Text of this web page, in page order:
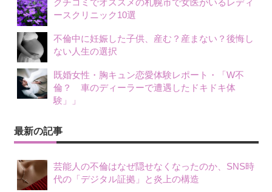
クチコミでオススメの札幌市で女医がいるレディ
ースクリニック10選
不倫中に妊娠した子供、産む？産まない？後悔し
ない人生の選択
既婚女性・胸キュン恋愛体験レポート・「W不
倫？ 車のディーラーで遭遇したドキドキ体
験」」
最新の記事
芸能人の不倫はなぜ隠せなくなったのか、SNS時
代の「デジタル証拠」と炎上の構造